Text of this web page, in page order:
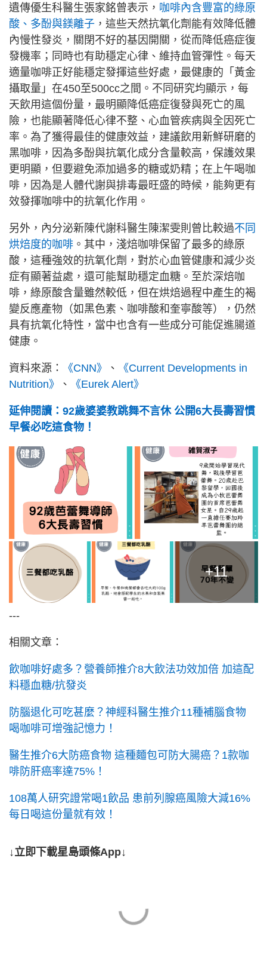
遺傳優生科醫生張家銘曾表示， 咖啡內含豐富的綠原
酸、多酚與鎂離子 ，這些天然抗氧化劑能有效降低體
內慢性發炎，關閉不好的基因開關，從而降低癌症復
發機率；同時也有助穩定心律、維持血管彈性。每天
適量咖啡正好能穩定發揮這些好處，最健康的「黃金
攝取量」在450至500cc之間。不同研究均顯示，每
天飲用這個份量，最明顯降低癌症復發與死亡的風
險，也能顯著降低心律不整、心血管疾病與全因死亡
率。為了獲得最佳的健康效益，建議飲用新鮮研磨的
黑咖啡，因為多酚與抗氧化成分含量較高，保護效果
更明顯，但要避免添加過多的糖或奶精；在上午喝咖
啡，因為是人體代謝與排毒最旺盛的時候，能夠更有
效發揮咖啡中的抗氧化作用。
另外，內分泌新陳代謝科醫生陳潔雯則曾比較過不同
烘焙度的咖啡 。其中，淺焙咖啡保留了最多的綠原
酸，這種強效的抗氧化劑，對於心血管健康和減少炎
症有顯著益處，還可能幫助穩定血糖。至於深焙咖
啡，綠原酸含量雖然較低，但在烘焙過程中產生的褐
變反應產物（如黑色素、咖啡酸和奎寧酸等），仍然
具有抗氧化特性，當中也含有一些成分可能促進腸道
健康。
資料來源： 《CNN》 、
《Current Developments in
Nutrition》
、 《Eurek Alert》
延伸閱讀：92歲婆婆教跳舞不言休 公開6大長壽習慣
早餐必吃這食物！
+11
---
相關文章：
飲咖啡好處多？營養師推介8大飲法功效加倍 加這配
料穩血糖/抗發炎
防腦退化可吃甚麼？神經科醫生推介11種補腦食物
喝咖啡可增強記憶力！
醫生推介6大防癌食物 這種麵包可防大腸癌？1款咖
啡防肝癌率達75%！
108萬人研究證常喝1飲品 患前列腺癌風險大減16%
每日喝這份量就有效！
↓立即下載星島頭條App↓